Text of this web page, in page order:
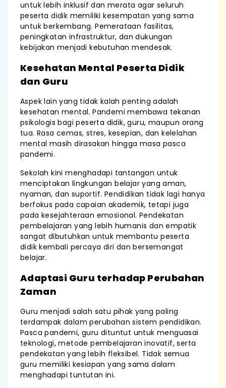
untuk lebih inklusif dan merata agar seluruh
peserta didik memiliki kesempatan yang sama
untuk berkembang. Pemerataan fasilitas,
peningkatan infrastruktur, dan dukungan
kebijakan menjadi kebutuhan mendesak.
Kesehatan Mental Peserta Didik
dan Guru
Aspek lain yang tidak kalah penting adalah
kesehatan mental. Pandemi membawa tekanan
psikologis bagi peserta didik, guru, maupun orang
tua. Rasa cemas, stres, kesepian, dan kelelahan
mental masih dirasakan hingga masa pasca
pandemi.
Sekolah kini menghadapi tantangan untuk
menciptakan lingkungan belajar yang aman,
nyaman, dan suportif. Pendidikan tidak lagi hanya
berfokus pada capaian akademik, tetapi juga
pada kesejahteraan emosional. Pendekatan
pembelajaran yang lebih humanis dan empatik
sangat dibutuhkan untuk membantu peserta
didik kembali percaya diri dan bersemangat
belajar.
Adaptasi Guru terhadap Perubahan
Zaman
Guru menjadi salah satu pihak yang paling
terdampak dalam perubahan sistem pendidikan.
Pasca pandemi, guru dituntut untuk menguasai
teknologi, metode pembelajaran inovatif, serta
pendekatan yang lebih fleksibel. Tidak semua
guru memiliki kesiapan yang sama dalam
menghadapi tuntutan ini.